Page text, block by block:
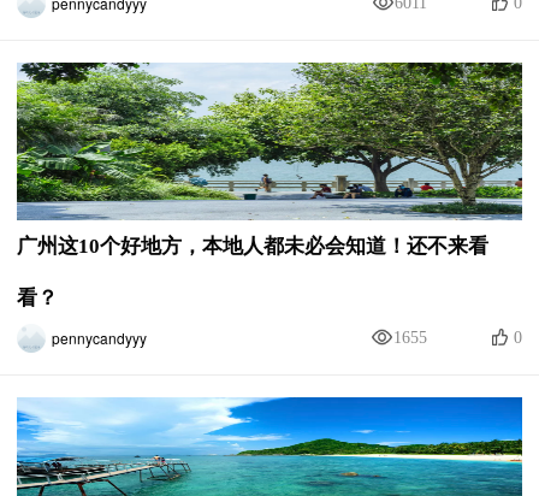
广州这10个好地方，本地人都未必会知道！还不来看
看？
pennycandyyy 0
1655